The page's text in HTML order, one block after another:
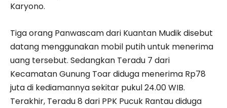
Karyono.
Tiga orang Panwascam dari Kuantan Mudik disebut
datang menggunakan mobil putih untuk menerima
uang tersebut. Sedangkan Teradu 7 dari
Kecamatan Gunung Toar diduga menerima Rp78
juta di kediamannya sekitar pukul 24.00 WIB.
Terakhir, Teradu 8 dari PPK Pucuk Rantau diduga